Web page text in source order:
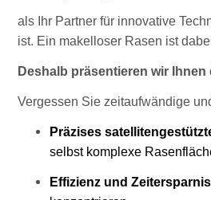
als Ihr Partner für innovative
ist. Ein makelloser Rasen ist
Deshalb präsentieren wir
Vergessen Sie zeitaufwändige
Präzises
selbst komplexe
Effizienz und